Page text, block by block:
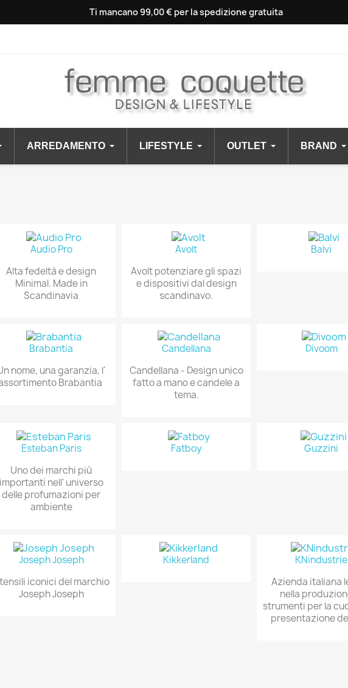
Ti mancano 99,00 € per la spedizione gratuita
ARREDAMENTO LIFESTYLE OUTLET BRAND
Audio Pro
Alta fedeltà e design
Minimal. Made in
Scandinavia
Avolt
Avolt potenziare gli spazi
e dispositivi dal design
scandinavo.
Balvi
Brabantia
nome, una garanzia, l'
Brabantia
Candellana
Candellana - Design unico
fatto a mano e candele a
tema.
Divoom
Esteban Paris
Uno dei marchi più
importanti nell' universo
delle profumazioni per
ambiente
Fatboy Guzzini
Joseph Joseph
iconici del marchio
Joseph Joseph
Kikkerland
KNindustrie
Azienda italiana
nella
strumenti per la
presentazione